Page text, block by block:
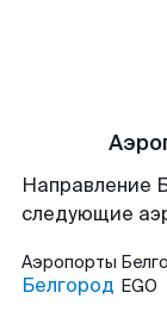
Направление
следующие
Аэропорты
Белгород EGO